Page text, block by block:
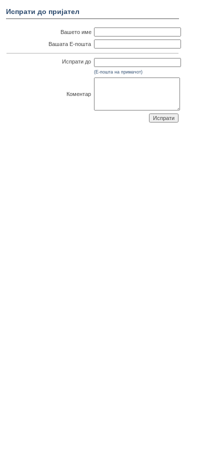
Испрати до пријател
Вашето име
Вашата Е-пошта
Испрати до
(Е-пошта на примачот)
Коментар